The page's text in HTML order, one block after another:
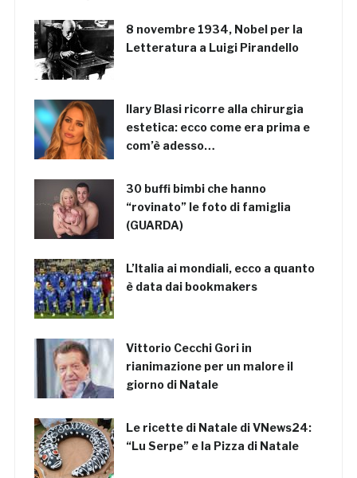
8 novembre 1934, Nobel per la
Letteratura a Luigi Pirandello
Ilary Blasi ricorre alla chirurgia
estetica: ecco come era prima e
com’è adesso…
30 buffi bimbi che hanno
“rovinato” le foto di famiglia
(GUARDA)
L’Italia ai mondiali, ecco a quanto
è data dai bookmakers
Vittorio Cecchi Gori in
rianimazione per un malore il
giorno di Natale
Le ricette di Natale di VNews24:
“Lu Serpe” e la Pizza di Natale